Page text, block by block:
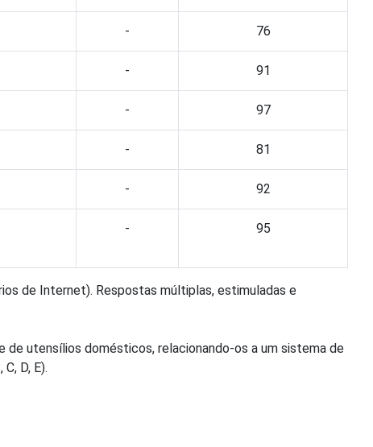
- 76
- 91
- 97
- 81
- 92
- 95
de Internet). Respostas múltiplas, estimuladas e
utensílios domésticos, relacionando-os a um sistema de
D, E).